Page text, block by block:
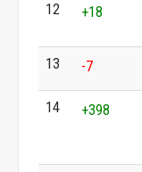
12 +18
13 -7
14 +398